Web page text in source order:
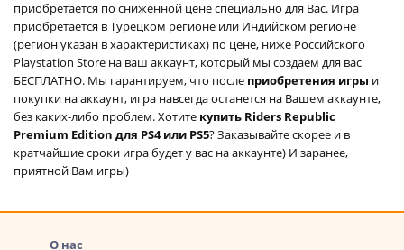
приобретается по сниженной цене специально для Вас. Игра
приобретается в Турецком регионе или Индийском регионе
(регион указан в характеристиках) по цене, ниже Российского
Playstation Store на ваш аккаунт, который мы создаем для вас
БЕСПЛАТНО. Мы гарантируем, что после приобретения игры и
покупки на аккаунт, игра навсегда останется на Вашем аккаунте,
без каких-либо проблем. Хотите купить Riders Republic
Premium Edition для PS4 или PS5? Заказывайте скорее и в
кратчайшие сроки игра будет у вас на аккаунте) И заранее,
приятной Вам игры)
О нас